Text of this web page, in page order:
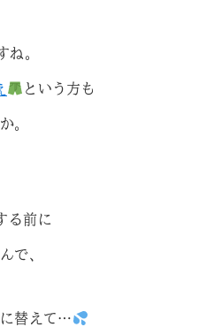
ね。
という方も
。
る前に
で、
に替えて…